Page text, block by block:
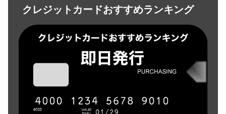
クレジットカードおすすめランキング